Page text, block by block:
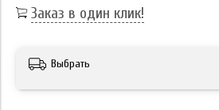
Заказ в один клик!
Выбрать